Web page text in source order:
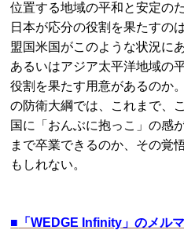
位置する地域の平和と安定の
日本が応分の役割を果たすの
盟国米国がこのような状況に
あるいはアジア太平洋地域の
役割を果たす用意があるのか
の防衛大綱では、これまで、
国に「おんぶに抱っこ」の感
まで卒業できるのか、その覚
もしれない。
■ 「WEDGE Infinity」のメル